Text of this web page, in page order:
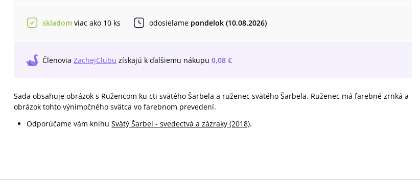
skladom viac ako 10 ks odosielame pondelok (10.08.2026)
Členovia ZachejClubu získajú k ďalšiemu nákupu 0,08 €
Sada obsahuje obrázok s Ružencom ku cti svätého Šarbela a ruženec svätého Šarbela. Ruženec má farebné zrnká a
obrázok tohto výnimočného svätca vo farebnom prevedení.
Odporúčame vám knihuSvätý Šarbel - svedectvá a zázraky (2018).